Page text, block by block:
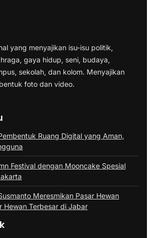
yang menyajikan isu-isu politik,
gaya hidup, seni, budaya,
sekolah, dan kolom. Menyajikan
foto dan video.
Ruang Digital yang Aman,
Festival dengan Mooncake Spesial
Meresmikan Pasar Hewan
Hewan Terbesar di Jabar